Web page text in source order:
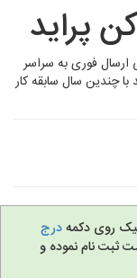
پراید
ارسال فوری به سراسر
چندین سال سابقه کار
روی دکمهدرج
ثبت نام نموده و